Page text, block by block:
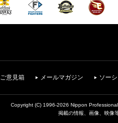
ご意見箱 メールマガジン ソー
Copyright (C) 1996-2026 Nippon
掲載の情報、画像、映像